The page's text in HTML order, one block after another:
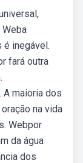
é inegável.
fará outra
A maioria dos
na vida
Webpor
da água
dos